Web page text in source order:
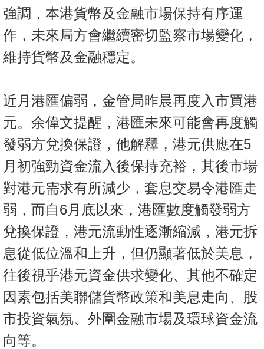
強調，本港貨幣及金融市場保持有序運
作，未來局方會繼續密切監察市場變化，
維持貨幣及金融穩定。
近月港匯偏弱，金管局昨晨再度入市買港
元。余偉文提醒，港匯未來可能會再度觸
發弱方兌換保證，他解釋，港元供應在5
月初強勁資金流入後保持充裕，其後市場
對港元需求有所減少，套息交易令港匯走
弱，而自6月底以來，港匯數度觸發弱方
兌換保證，港元流動性逐漸縮減，港元拆
息從低位溫和上升，但仍顯著低於美息，
往後視乎港元資金供求變化、其他不確定
因素包括美聯儲貨幣政策和美息走向、股
市投資氣氛、外圍金融市場及環球資金流
向等。